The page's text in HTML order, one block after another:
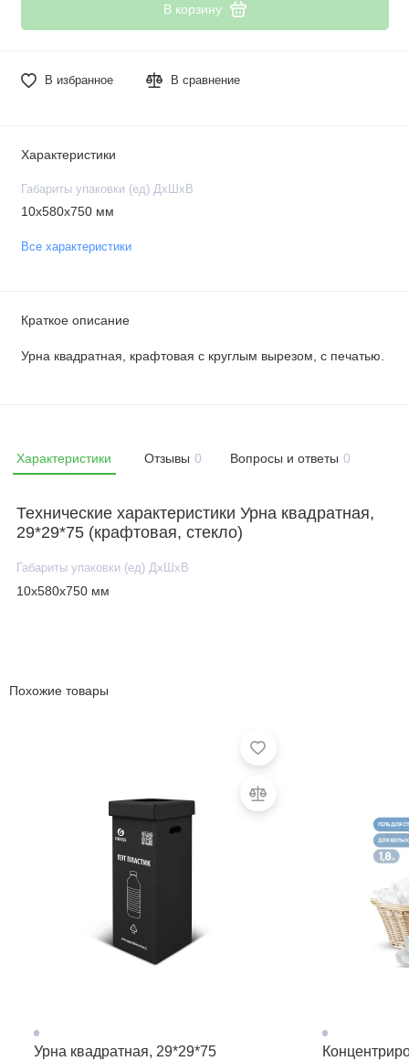
В корзину
В избранное В сравнение
Характеристики
Габариты упаковки (ед) ДхШхВ
10x580x750 мм
Все характеристики
Краткое описание
Урна квадратная, крафтовая с круглым вырезом, с печатью.
Характеристики Отзывы 0 Вопросы и ответы 0
Технические характеристики Урна квадратная,
29*29*75 (крафтовая, стекло)
Габариты упаковки (ед) ДхШхВ
10x580x750 мм
Похожие товары
Урна квадратная, 29*29*75